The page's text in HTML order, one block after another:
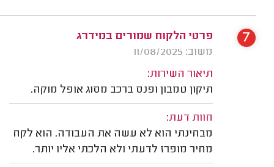
פרטי הלקוח שמורים במידרג
משוב: 11/08/2025
תיאור השירות:
תיקון טמבון ופנס ברכב מסוג אופל מוקה.
חוות דעת:
מבחינתי הוא לא עשה את העבודה. הוא לקח
מחיר מופרז לדעתי ולא הלכתי אליו יותר.
7